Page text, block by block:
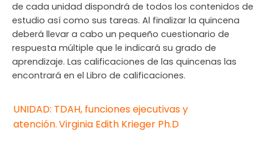
de cada unidad dispondrá de todos los contenidos de
estudio así como sus tareas. Al finalizar la quincena
deberá llevar a cabo un pequeño cuestionario de
respuesta múltiple que le indicará su grado de
aprendizaje. Las calificaciones de las quincenas las
encontrará en el Libro de calificaciones.
UNIDAD: TDAH, funciones ejecutivas y
atención.Virginia Edith Krieger Ph.D